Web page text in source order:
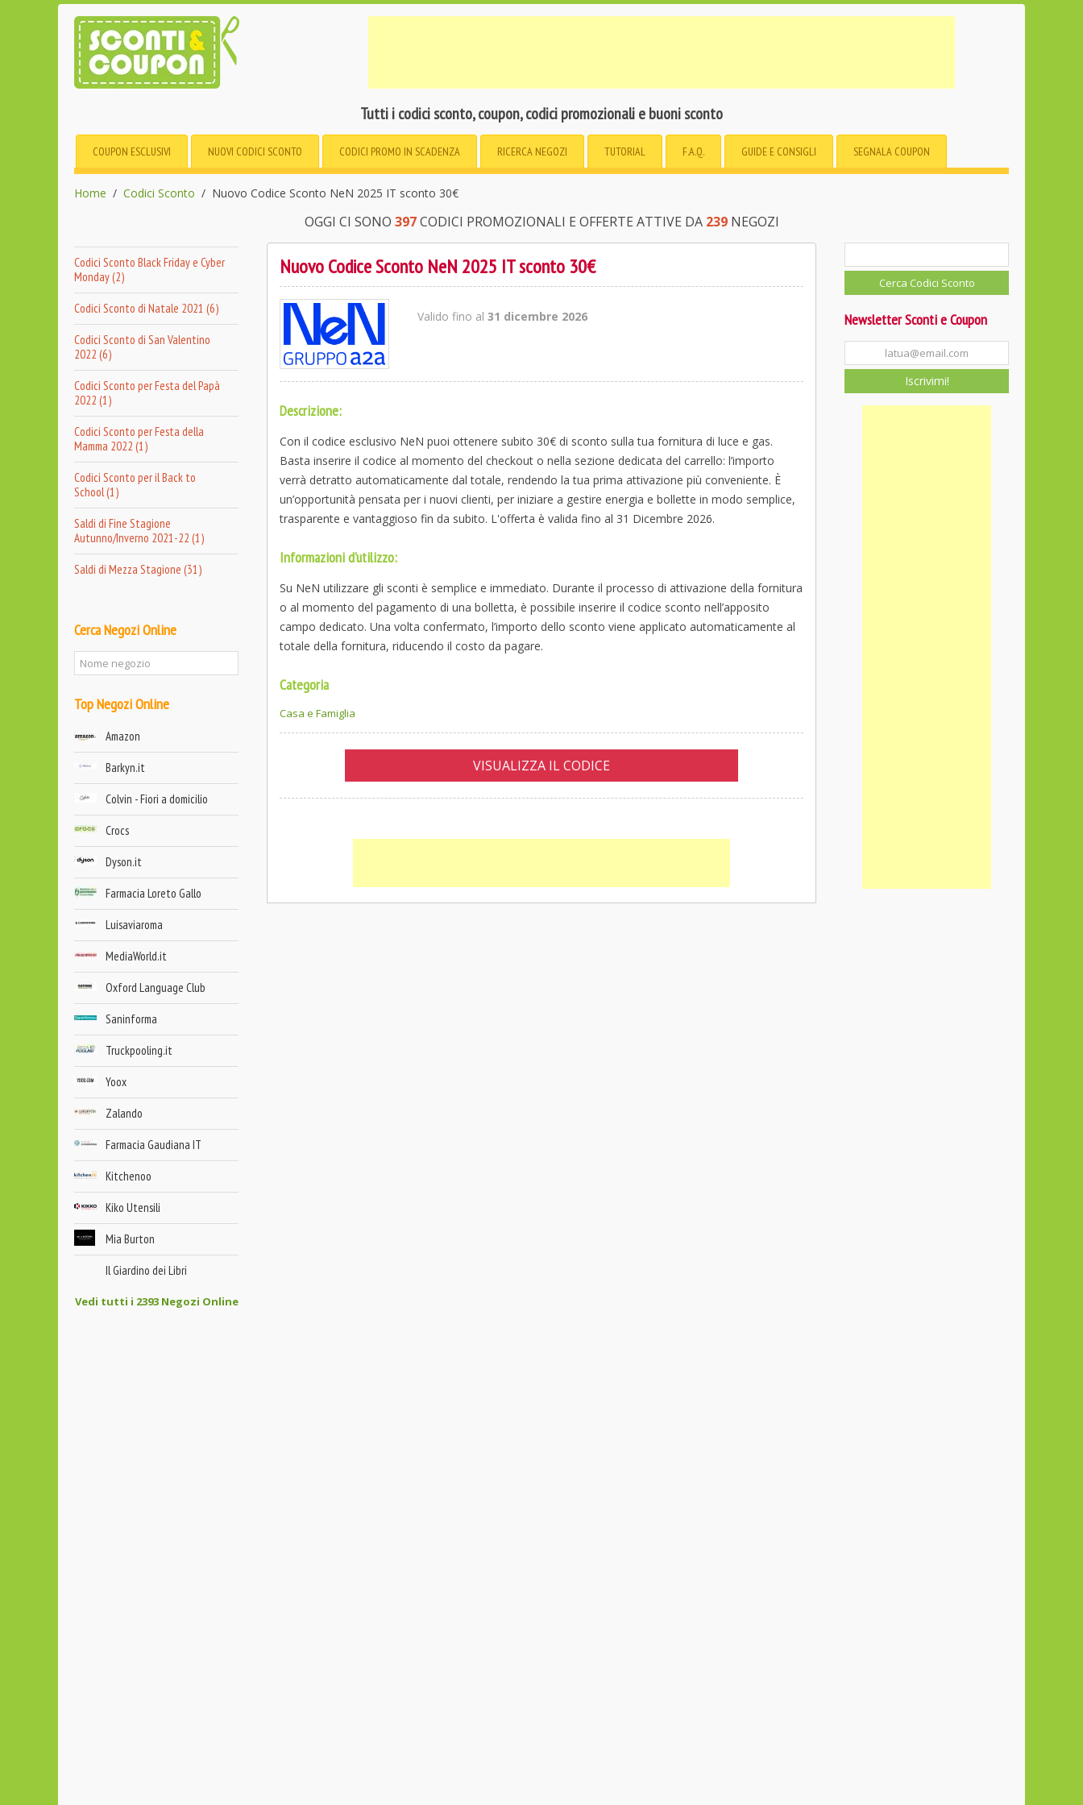
Tutti i codici sconto, coupon, codici promozionali e buoni sconto
COUPON ESCLUSIVI NUOVI CODICI SCONTO CODICI PROMO IN SCADENZA RICERCA NEGOZI TUTORIAL F.A.Q. GUIDE E CONSIGLI SEGNALA COUPON
Home Codici Sconto Nuovo Codice Sconto NeN 2025 IT sconto 30€
OGGI CI SONO 397CODICI PROMOZIONALI E OFFERTE ATTIVE DA 239NEGOZI
Codici Sconto Black Friday e Cyber
Monday (2)
Codici Sconto di Natale 2021 (6)
Codici Sconto di San Valentino
2022 (6)
Codici Sconto per Festa del Papà
2022 (1)
Codici Sconto per Festa della
Mamma 2022 (1)
Codici Sconto per il Back to
School (1)
Saldi di Fine Stagione
Autunno/Inverno 2021-22 (1)
Saldi di Mezza Stagione (31)
Cerca Negozi Online
Top Negozi Online
Amazon
Barkyn.it
Colvin - Fiori a domicilio
Crocs
Dyson.it
Farmacia Loreto Gallo
Luisaviaroma
MediaWorld.it
Oxford Language Club
Saninforma
Truckpooling.it
Yoox
Zalando
Farmacia Gaudiana IT
Kitchenoo
Kiko Utensili
Mia Burton
Il Giardino dei Libri
Vedi tutti i 2393 Negozi Online
Nuovo Codice Sconto NeN 2025 IT sconto 30€
Valido fino al31 dicembre 2026
Descrizione:
Con il codice esclusivo NeN puoi ottenere subito 30€ di sconto sulla tua fornitura di luce e gas.
Basta inserire il codice al momento del checkout o nella sezione dedicata del carrello: l’importo
verrà detratto automaticamente dal totale, rendendo la tua prima attivazione più conveniente. È
un’opportunità pensata per i nuovi clienti, per iniziare a gestire energia e bollette in modo semplice,
trasparente e vantaggioso fin da subito. L'offerta è valida fino al 31 Dicembre 2026.
Informazioni d'utilizzo:
Su NeN utilizzare gli sconti è semplice e immediato. Durante il processo di attivazione della fornitura
o al momento del pagamento di una bolletta, è possibile inserire il codice sconto nell’apposito
campo dedicato. Una volta confermato, l’importo dello sconto viene applicato automaticamente al
totale della fornitura, riducendo il costo da pagare.
Categoria
Casa e Famiglia
VISUALIZZA IL CODICE
Newsletter Sconti e Coupon
Iscrivimi!